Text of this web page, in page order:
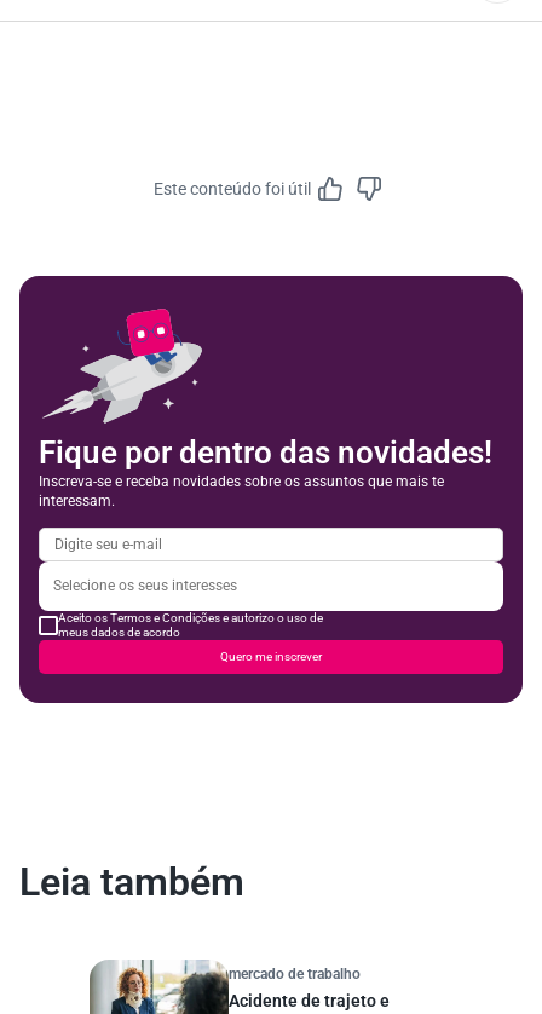
houver.
Este conteúdo foi útil
Fique por dentro das novidades!
Inscreva-se e receba novidades sobre os assuntos que mais te
interessam.
Aceito os Termos e Condições e autorizo o uso de
meus dados de acordo
Quero me inscrever
Leia também
mercado de trabalho
Acidente de trajeto e